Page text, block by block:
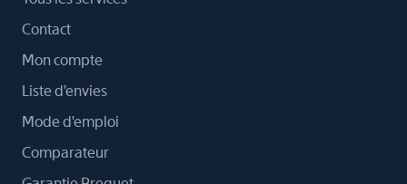
Contact
Mon compte
Liste d'envies
Mode d'emploi
Comparateur